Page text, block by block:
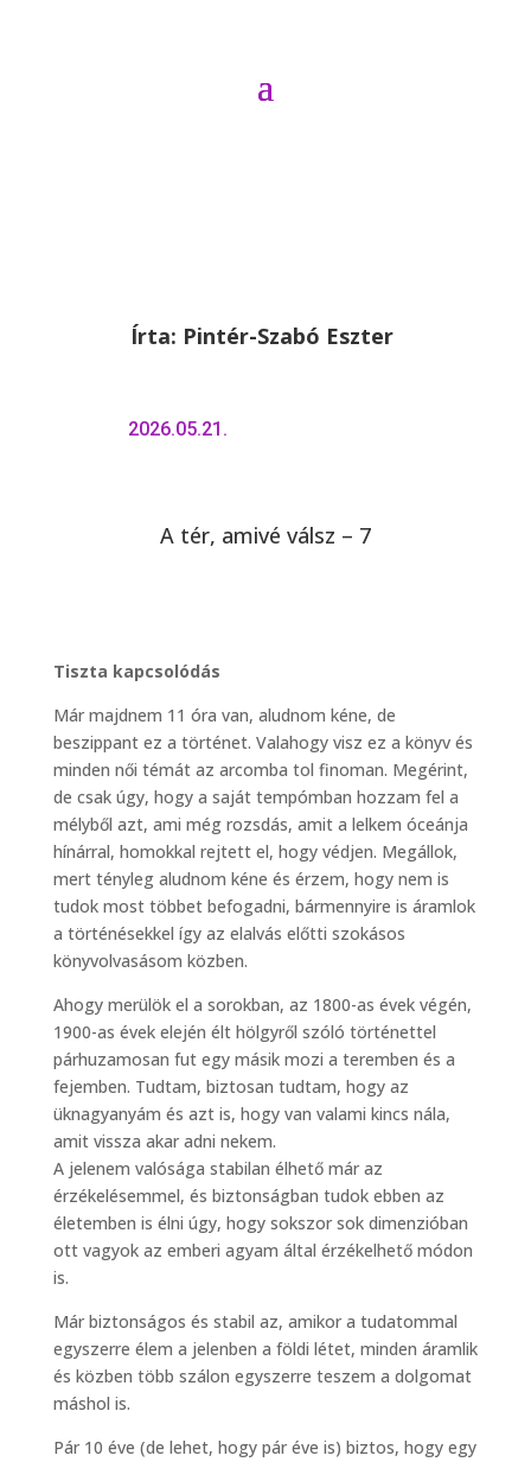
Írta: Pintér-Szabó Eszter
2026.05.21.
A tér, amivé válsz – 7
Tiszta kapcsolódás
Már majdnem 11 óra van, aludnom kéne, de
beszippant ez a történet. Valahogy visz ez a könyv és
minden női témát az arcomba tol finoman. Megérint,
de csak úgy, hogy a saját tempómban hozzam fel a
mélyből azt, ami még rozsdás, amit a lelkem óceánja
hínárral, homokkal rejtett el, hogy védjen. Megállok,
mert tényleg aludnom kéne és érzem, hogy nem is
tudok most többet befogadni, bármennyire is áramlok
a történésekkel így az elalvás előtti szokásos
könyvolvasásom közben.
Ahogy merülök el a sorokban, az 1800-as évek végén,
1900-as évek elején élt hölgyről szóló történettel
párhuzamosan fut egy másik mozi a teremben és a
fejemben. Tudtam, biztosan tudtam, hogy az
üknagyanyám és azt is, hogy van valami kincs nála,
amit vissza akar adni nekem.
A jelenem valósága stabilan élhető már az
érzékelésemmel, és biztonságban tudok ebben az
életemben is élni úgy, hogy sokszor sok dimenzióban
ott vagyok az emberi agyam által érzékelhető módon
is.
Már biztonságos és stabil az, amikor a tudatommal
egyszerre élem a jelenben a földi létet, minden áramlik
és közben több szálon egyszerre teszem a dolgomat
máshol is.
Pár 10 éve (de lehet, hogy pár éve is) biztos, hogy egy